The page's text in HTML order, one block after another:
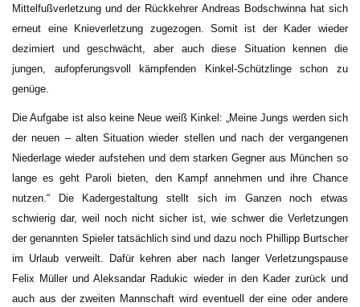
Mittelfußverletzung und der Rückkehrer Andreas Bodschwinna hat sich
erneut eine Knieverletzung zugezogen. Somit ist der Kader wieder
dezimiert und geschwächt, aber auch diese Situation kennen die
jungen, aufopferungsvoll kämpfenden Kinkel-Schützlinge schon zu
genüge.
Die Aufgabe ist also keine Neue weiß Kinkel: „Meine Jungs werden sich
der neuen – alten Situation wieder stellen und nach der vergangenen
Niederlage wieder aufstehen und dem starken Gegner aus München so
lange es geht Paroli bieten, den Kampf annehmen und ihre Chance
nutzen.“ Die Kadergestaltung stellt sich im Ganzen noch etwas
schwierig dar, weil noch nicht sicher ist, wie schwer die Verletzungen
der genannten Spieler tatsächlich sind und dazu noch Phillipp Burtscher
im Urlaub verweilt. Dafür kehren aber nach langer Verletzungspause
Felix Müller und Aleksandar Radukic wieder in den Kader zurück und
auch aus der zweiten Mannschaft wird eventuell der eine oder andere